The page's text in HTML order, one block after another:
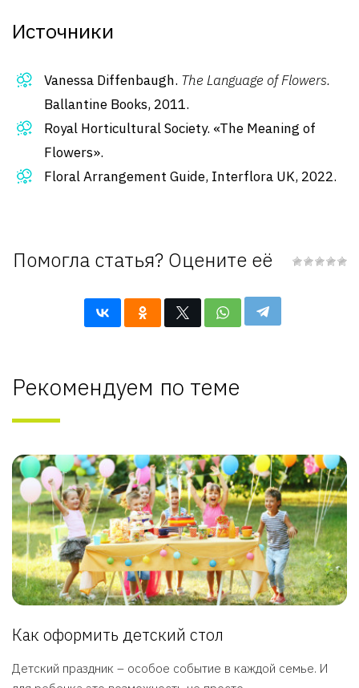
Источники
Vanessa Diffenbaugh. The Language of Flowers.
Ballantine Books, 2011.
Royal Horticultural Society. «The Meaning of
Flowers».
Floral Arrangement Guide, Interflora UK, 2022.
Помогла статья? Оцените её
Рекомендуем по теме
Как оформить детский стол
Детский праздник – особое событие в каждой семье. И